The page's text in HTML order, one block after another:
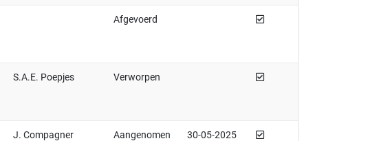
Afgevoerd Afgedaan
S.A.E. Poepjes Verworpen Afgedaan
J. Compagner Aangenomen 30-05-2025 Afgedaan